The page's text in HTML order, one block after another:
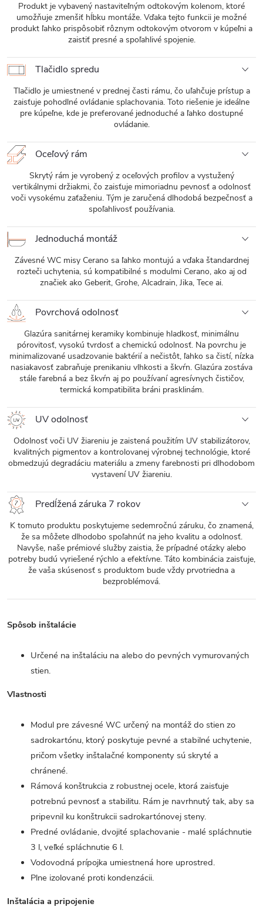
Produkt je vybavený nastaviteľným odtokovým kolenom, ktoré
umožňuje zmenšiť hĺbku montáže. Vďaka tejto funkcii je možné
produkt ľahko prispôsobiť rôznym odtokovým otvorom v kúpeľni a
zaistiť presné a spoľahlivé spojenie.
Tlačidlo spredu
Tlačidlo je umiestnené v prednej časti rámu, čo uľahčuje prístup a
zaisťuje pohodlné ovládanie splachovania. Toto riešenie je ideálne
pre kúpeľne, kde je preferované jednoduché a ľahko dostupné
ovládanie.
Oceľový rám
Skrytý rám je vyrobený z oceľových profilov a vystužený
vertikálnymi držiakmi, čo zaisťuje mimoriadnu pevnosť a odolnosť
voči vysokému zaťaženiu. Tým je zaručená dlhodobá bezpečnosť a
spoľahlivosť používania.
Jednoduchá montáž
Závesné WC misy Cerano sa ľahko montujú a vďaka štandardnej
rozteči uchytenia, sú kompatibilné s modulmi Cerano, ako aj od
značiek ako Geberit, Grohe, Alcadrain, Jika, Tece ai.
Povrchová odolnosť
Glazúra sanitárnej keramiky kombinuje hladkosť, minimálnu
pórovitosť, vysokú tvrdosť a chemickú odolnosť. Na povrchu je
minimalizované usadzovanie baktérií a nečistôt, ľahko sa čistí, nízka
nasiakavosť zabraňuje prenikaniu vlhkosti a škvŕn. Glazúra zostáva
stále farebná a bez škvŕn aj po používaní agresívnych čističov,
termická kompatibilita bráni prasklinám.
UV odolnosť
Odolnosť voči UV žiareniu je zaistená použitím UV stabilizátorov,
kvalitných pigmentov a kontrolovanej výrobnej technológie, ktoré
obmedzujú degradáciu materiálu a zmeny farebnosti pri dlhodobom
vystavení UV žiareniu.
Predĺžená záruka 7 rokov
K tomuto produktu poskytujeme sedemročnú záruku, čo znamená,
že sa môžete dlhodobo spoľahnúť na jeho kvalitu a odolnosť.
Navyše, naše prémiové služby zaistia, že prípadné otázky alebo
potreby budú vyriešené rýchlo a efektívne. Táto kombinácia zaisťuje,
že vaša skúsenosť s produktom bude vždy prvotriedna a
bezproblémová.
Spôsob inštalácie
Určené na inštaláciu na alebo do pevných vymurovaných
stien.
Vlastnosti
Modul pre závesné WC určený na montáž do stien zo
sadrokartónu, ktorý poskytuje pevné a stabilné uchytenie,
pričom všetky inštalačné komponenty sú skryté a
chránené.
Rámová konštrukcia z robustnej ocele, ktorá zaisťuje
potrebnú pevnosť a stabilitu. Rám je navrhnutý tak, aby sa
pripevnil ku konštrukcii sadrokartónovej steny.
Predné ovládanie, dvojité splachovanie - malé spláchnutie
3 l, veľké spláchnutie 6 l.
Vodovodná prípojka umiestnená hore uprostred.
Plne izolované proti kondenzácii.
Inštalácia a pripojenie